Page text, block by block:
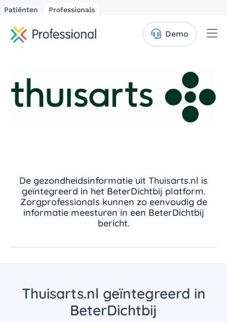
Patiënten Professionals
Demo
De gezondheidsinformatie uit Thuisarts.nl is
geïntegreerd in het BeterDichtbij platform.
Zorgprofessionals kunnen zo eenvoudig de
informatie meesturen in een BeterDichtbij
bericht.
Thuisarts.nl geïntegreerd in
BeterDichtbij